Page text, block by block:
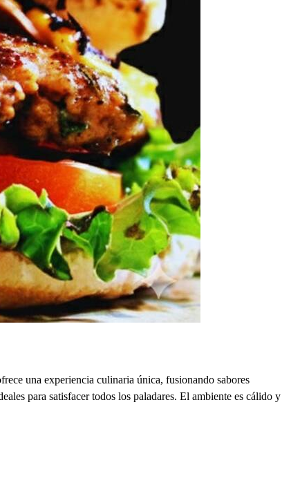
una experiencia culinaria única, fusionando sabores
para satisfacer todos los paladares. El ambiente es cálido y